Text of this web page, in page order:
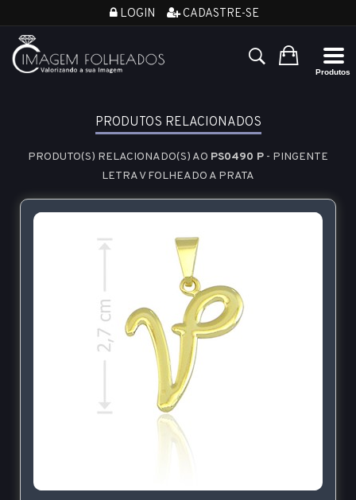
LOGIN CADASTRE-SE
PRODUTOS RELACIONADOS
PRODUTO(S) RELACIONADO(S) AO PS0490 P - PINGENTE
LETRA V FOLHEADO A PRATA